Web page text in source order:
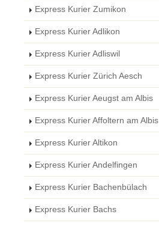
Express Kurier Zumikon
Express Kurier Adlikon
Express Kurier Adliswil
Express Kurier Zürich Aesch
Express Kurier Aeugst am Albis
Express Kurier Affoltern am Albis
Express Kurier Altikon
Express Kurier Andelfingen
Express Kurier Bachenbülach
Express Kurier Bachs